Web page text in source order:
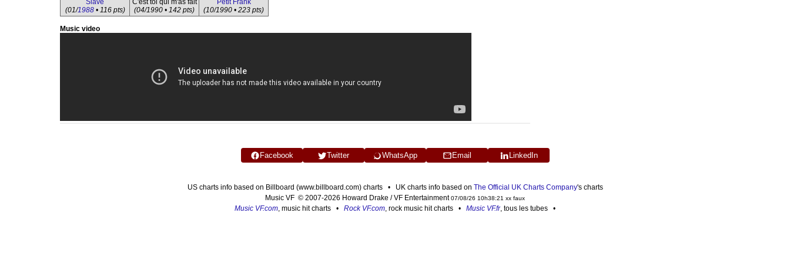
Slave
(01/1988• 116 pts)
C'est toi qui m'as fait
(04/1990 • 142 pts)
Petit Frank
(10/1990 • 223 pts)
Music video
Facebook Twitter WhatsApp Email LinkedIn
US charts info based on Billboard (www.billboard.com) charts • UK charts info based on The Official UK Charts Company's charts
Music VF © 2007-2026 Howard Drake / VF Entertainment07/08/26 10h38:21 xx faux
Music VF.com, music hit charts • Rock VF.com, rock music hit charts • Music VF.fr, tous les tubes •